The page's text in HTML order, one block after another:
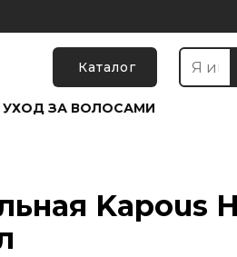
Каталог
УХОД ЗА ВОЛОСАМИ
Kapous